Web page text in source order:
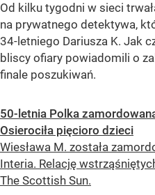
Od kilku tygodni w sieci
na prywatnego detektywa,
34-letniego Dariusza K. Jak
bliscy ofiary powiadomili o
finale poszukiwań.
50-letnia Polka
Osierociła pięcioro dzieci
Wiesława M. została
Interia. Relację
The Scottish Sun.